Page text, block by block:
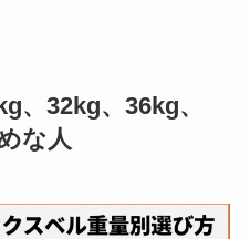
、32kg、36kg、
な人